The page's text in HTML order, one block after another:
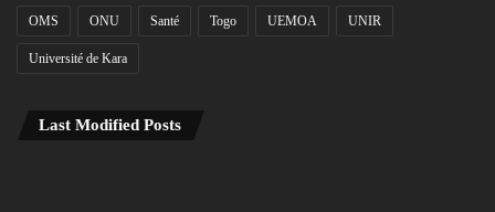
OMS ONU Santé Togo UEMOA UNIR
Université de Kara
Last Modified Posts